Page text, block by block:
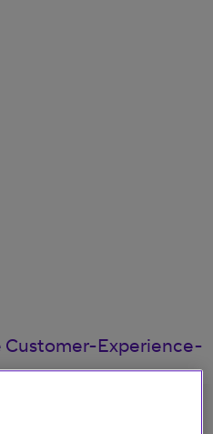
Customer-Experience-
CENTER